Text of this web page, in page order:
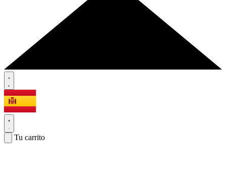
Tu carrito